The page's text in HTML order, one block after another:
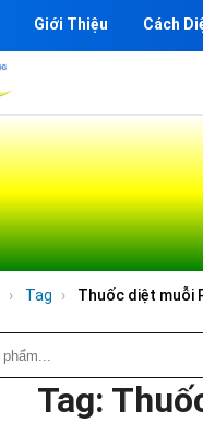
Giới Thiệu Cách
Tag Thuốc diệt muỗi
Tag: